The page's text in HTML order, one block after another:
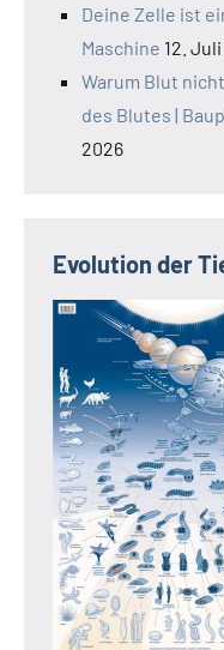
Deine Zelle ist
Maschine 12.
Warum Blut
des Blutes |
2026
Evolution der